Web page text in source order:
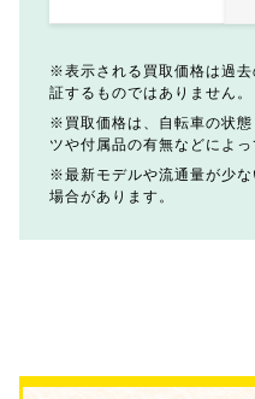
表示される買取価格は過
証するものではありません。
買取価格は、自転車の状
ツや付属品の有無などによっ
最新モデルや流通量が少
場合があります。